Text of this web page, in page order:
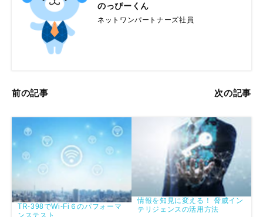
のっぴーくん
ネットワンパートナーズ社員
前の記事
TR-398でWi-Fi６のパフォーマ
ンステスト
次の記事
情報を知見に変える！ 脅威イン
テリジェンスの活用方法